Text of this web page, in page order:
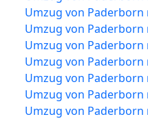
Umzug von Paderborn
Umzug von Paderborn
Umzug von Paderborn
Umzug von Paderborn
Umzug von Paderborn
Umzug von Paderborn
Umzug von Paderborn